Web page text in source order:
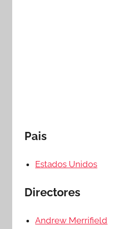
Pais
Estados Unidos
Directores
Andrew Merrifield